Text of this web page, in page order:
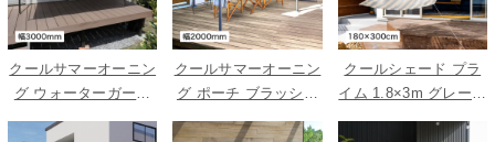
クールサマーオーニン
グ ウォーターガード
ベージュ 3000
クールサマーオーニン
グ ポーチ ブラッシュ
ウッド 2000
クールシェード プラ
イム 1.8×3m グレース
トライプ